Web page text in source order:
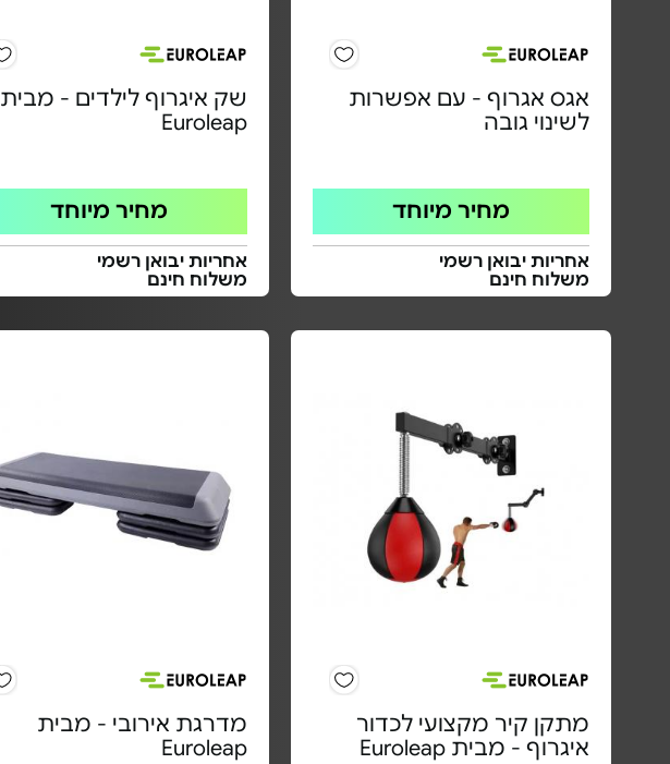
אגס אגרוף - עם אפשרות
לשינוי גובה
מחיר מיוחד
אחריות יבואן רשמי
משלוח חינם
שק איגרוף לילדים - מבית
Euroleap
מחיר מיוחד
אחריות יבואן רשמי
משלוח חינם
מתקן קיר מקצועי לכדור
איגרוף - מבית Euroleap
מדרגת אירובי - מבית
Euroleap